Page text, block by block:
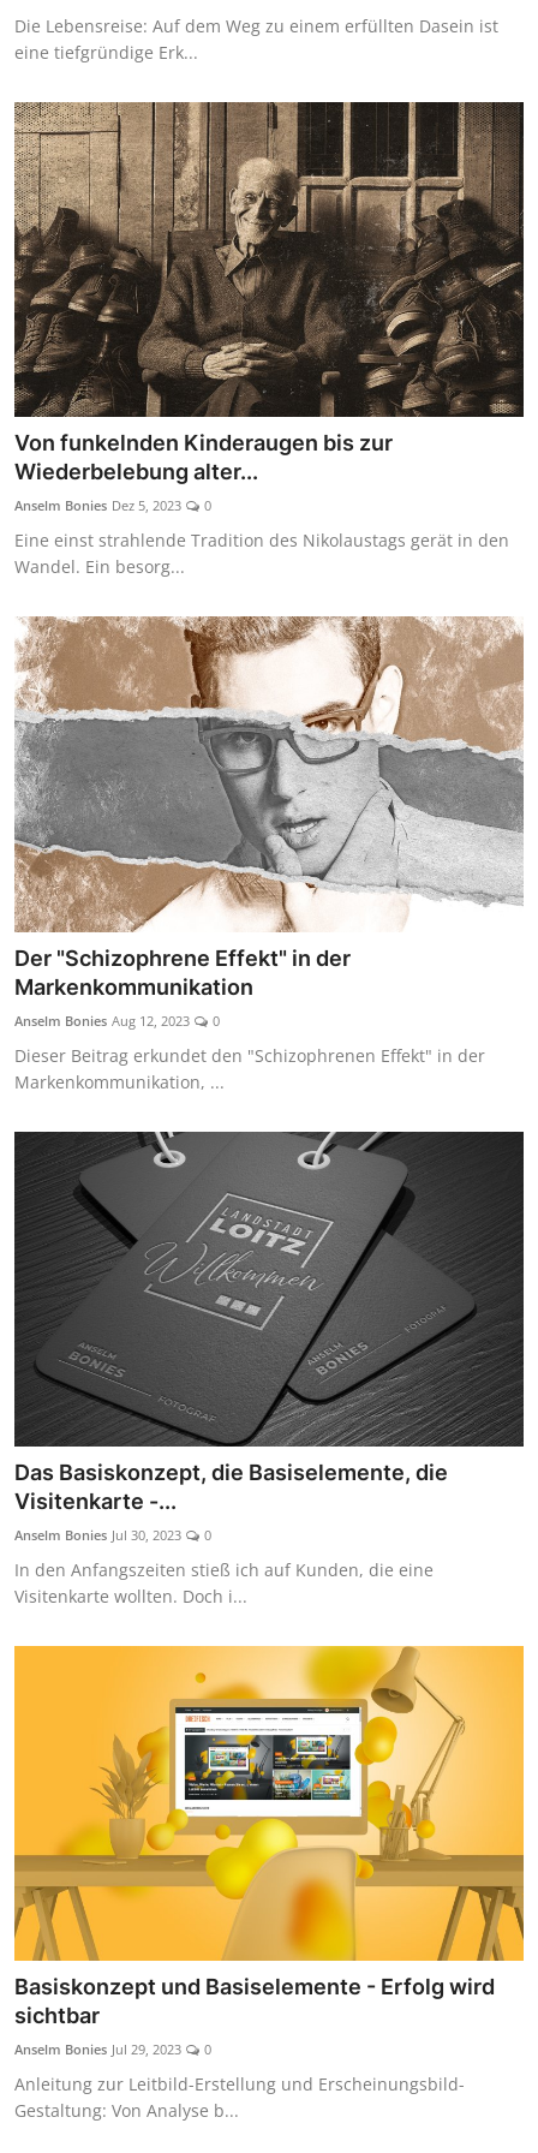
Die Lebensreise: Auf dem Weg zu einem erfüllten Dasein ist
eine tiefgründige Erk...
Von funkelnden Kinderaugen bis zur
Wiederbelebung alter...
Anselm Bonies Dez 5, 2023 0
Eine einst strahlende Tradition des Nikolaustags gerät in den
Wandel. Ein besorg...
Der "Schizophrene Effekt" in der
Markenkommunikation
Anselm Bonies Aug 12, 2023 0
Dieser Beitrag erkundet den "Schizophrenen Effekt" in der
Markenkommunikation, ...
Das Basiskonzept, die Basiselemente, die
Visitenkarte -...
Anselm Bonies Jul 30, 2023 0
In den Anfangszeiten stieß ich auf Kunden, die eine
Visitenkarte wollten. Doch i...
Basiskonzept und Basiselemente - Erfolg wird
sichtbar
Anselm Bonies Jul 29, 2023 0
Anleitung zur Leitbild-Erstellung und Erscheinungsbild-
Gestaltung: Von Analyse b...